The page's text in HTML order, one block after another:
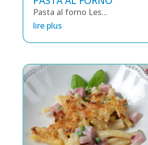
Pasta al forno Les...
lire plus